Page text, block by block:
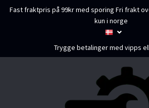
Fast fraktpris på 99kr med sporing Fri frakt
kun i norge
Trygge betalinger med vipps